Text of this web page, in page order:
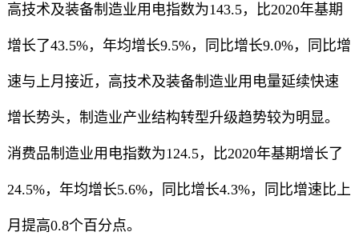
高技术及装备制造业用电指数为143.5，比2020年基期
增长了43.5%，年均增长9.5%，同比增长9.0%，同比增
速与上月接近，高技术及装备制造业用电量延续快速
增长势头，制造业产业结构转型升级趋势较为明显。
消费品制造业用电指数为124.5，比2020年基期增长了
24.5%，年均增长5.6%，同比增长4.3%，同比增速比上
月提高0.8个百分点。